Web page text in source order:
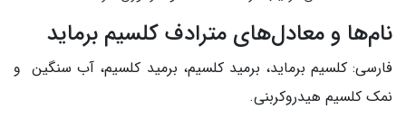
نام‌ها و معادل‌های مترادف کلسیم برماید
فارسی: کلسیم برماید، برمید کلسیم، برمید کلسیم، آب سنگین و
نمک کلسیم هیدروکربنی.